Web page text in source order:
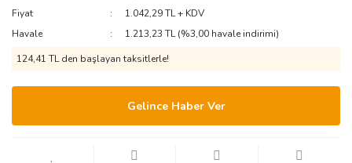
Fiyat
1.042,29 TL + KDV
Havale
1.213,23 TL (%3,00 havale indirimi)
124,41 TL den başlayan taksitlerle!
Gelince Haber Ver